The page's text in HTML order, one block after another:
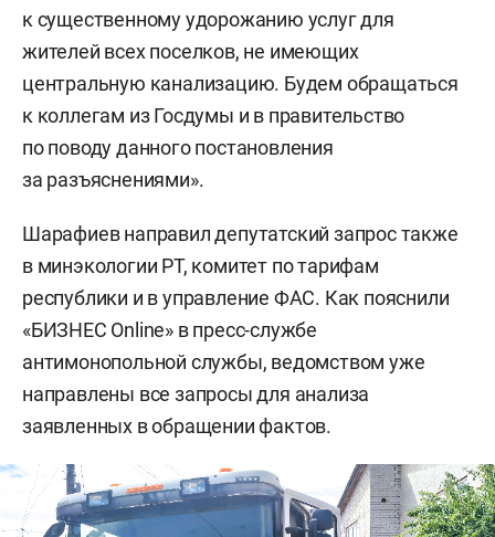
к существенному удорожанию услуг для
жителей всех поселков, не имеющих
центральную канализацию. Будем обращаться
к коллегам из Госдумы и в правительство
по поводу данного постановления
за разъяснениями».
Шарафиев направил депутатский запрос также
в минэкологии РТ, комитет по тарифам
республики и в управление ФАС. Как пояснили
«БИЗНЕС Online» в пресс-службе
антимонопольной службы, ведомством уже
направлены все запросы для анализа
заявленных в обращении фактов.